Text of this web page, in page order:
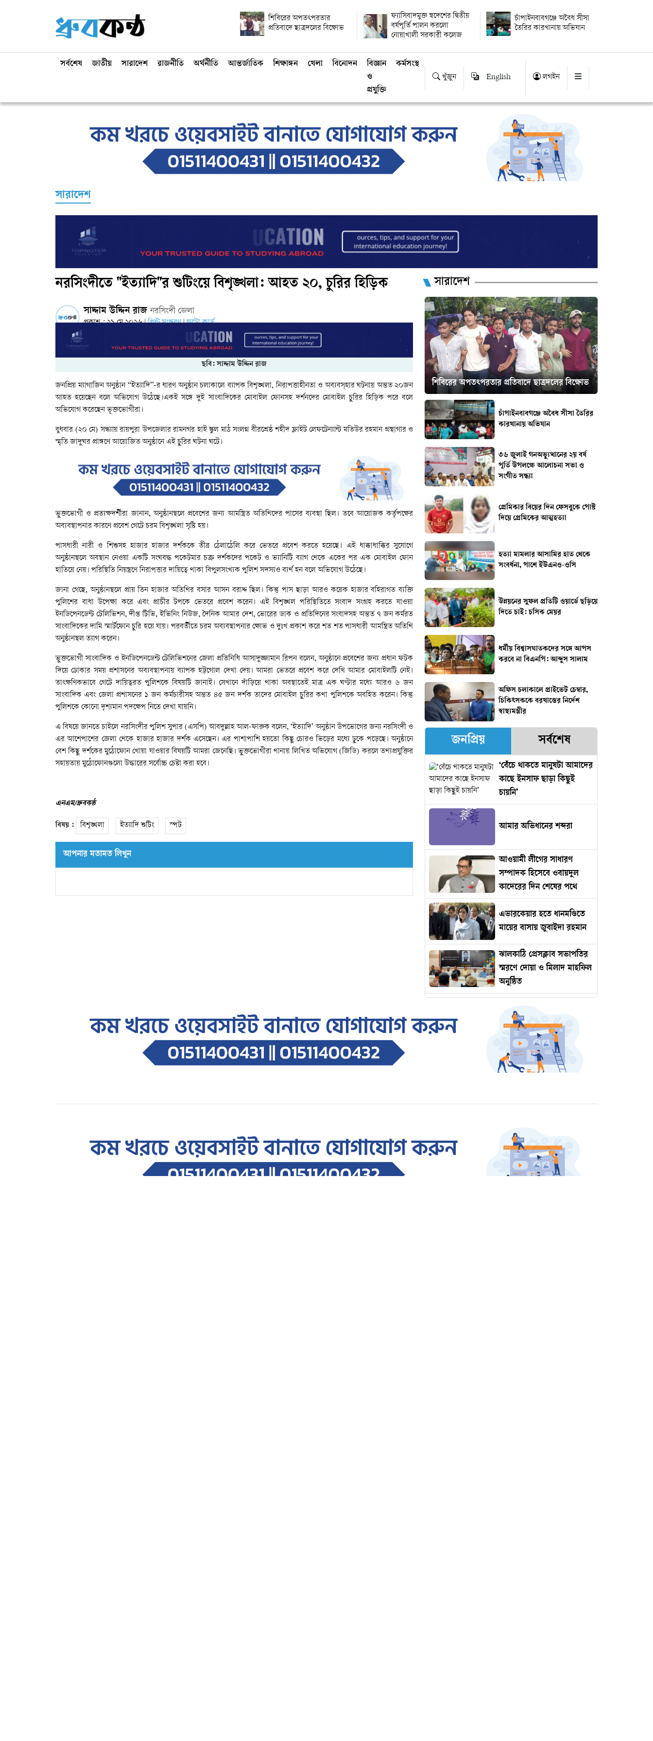
শিবিরের অপতৎপরতার
প্রতিবাদে ছাত্রদলের বিক্ষোভ
ফ্যাসিবাদমুক্ত স্বদেশের দ্বিতীয়
বর্ষপূর্তি পালন করলো
নোয়াখালী সরকারী কলেজ
চাঁপাইনবাবগঞ্জে অবৈধ সীসা
তৈরির কারখানায় অভিযান
সর্বশেষ জাতীয় সারাদেশ রাজনীতি অর্থনীতি আন্তর্জাতিক শিক্ষাঙ্গন খেলা বিনোদন
বিজ্ঞান
ও
প্রযুক্তি
কর্মসংস্থান
খুঁজুন English লগইন
সারাদেশ
নরসিংদীতে "ইত্যাদি"র শুটিংয়ে বিশৃঙ্খলা: আহত ২০, চুরির হিড়িক
সাদ্দাম উদ্দিন রাজনরসিংদী জেলা
প্রকাশ : ২১ মে ২০২৬ | প্রিন্ট সংস্করণ| ফটো কার্ড
ছবি: সাদ্দাম উদ্দিন রাজ
জনপ্রিয় ম্যাগাজিন অনুষ্ঠান“ইত্যাদি”-র ধারণ অনুষ্ঠান চলাকালে ব্যাপক বিশৃঙ্খলা,নিরাপত্তাহীনতা ও অব্যবস্হার ঘটনায় অন্তত ২০জন
আহত হয়েছেন বলে অভিযোগ উঠেছে।একই সঙ্গে দুই সাংবাদিকের মোবাইল ফোনসহ দর্শনদের মোবাইল চুরির হিড়িক পরে বলে
অভিযোগ করেছেন ভূক্তভোগীরা।
বুধবার (২০ মে)সন্ধ্যায় রায়পুরা উপজেলার রামনগর হাই স্কুল মাঠ সংলগ্ন বীরশ্রেষ্ঠ শহীদ ফ্লাইট লেফটেন্যান্ট মতিউর রহমান গ্রন্থাগার ও
স্মৃতি জাদুঘর প্রাঙ্গণে আয়োজিত অনুষ্ঠানে এই চুরির ঘটনা ঘটে।
ভুক্তভোগী ও প্রত্যক্ষদর্শীরা জানান,অনুষ্ঠানস্থলে প্রবেশের জন্য আমন্ত্রিত অতিথিদের পাসের ব্যবস্থা ছিল। তবে আয়োজক কর্তৃপক্ষের
অব্যবস্থাপনার কারণে প্রবেশ গেটে চরম বিশৃঙ্খলা সৃষ্টি হয়।
পাসধারী নারী ও শিশুসহ হাজার হাজার দর্শককে তীব্র ঠেলাঠেলি করে ভেতরে প্রবেশ করতে হয়েছে। এই ধাক্কাধাক্কির সুযোগে
অনুষ্ঠানস্থলে অবস্থান নেওয়া একটি সংঘবদ্ধ পকেটমার চক্র দর্শকদের পকেট ও ভ্যানিটি ব্যাগ থেকে একের পর এক মোবাইল ফোন
হাতিয়ে নেয়। পরিস্থিতি নিয়ন্ত্রণে নিরাপত্তার দায়িত্বে থাকা বিপুলসংখ্যক পুলিশ সদস্যও ব্যর্থ হন বলে অভিযোগ উঠেছে।
জানা গেছে,অনুষ্ঠানস্থলে প্রায় তিন হাজার অতিথির বসার আসন বরাদ্দ ছিল। কিন্তু পাস ছাড়া আরও কয়েক হাজার বহিরাগত ব্যক্তি
পুলিশের বাধা উপেক্ষা করে এবং প্রাচীর টপকে ভেতরে প্রবেশ করেন। এই বিশৃঙ্খল পরিস্থিতিতে সংবাদ সংগ্রহ করতে যাওয়া
ইনডিপেনডেন্ট টেলিভিশন,দীপ্ত টিভি,ইভিনিং নিউজ, দৈনিক আমার দেশ, ভোরের ডাক ও প্রতিদিনের সংবাদসহ অন্তত ৭ জন কর্মরত
সাংবাদিকের দামি স্মার্টফোন চুরি হয়ে যায়। পরবর্তীতে চরম অব্যবস্থাপনার ক্ষোভ ও দুঃখ প্রকাশ করে শত শত পাসধারী আমন্ত্রিত অতিথি
অনুষ্ঠানস্থল ত্যাগ করেন।
ভুক্তভোগী সাংবাদিক ও ইনডিপেনডেন্ট টেলিভিশনের জেলা প্রতিনিধি আসাদুজ্জামান রিপন বলেন,অনুষ্ঠানে প্রবেশের জন্য প্রধান ফটক
দিয়ে ঢোকার সময় প্রশাসনের অব্যবস্থাপনায় ব্যাপক হট্টগোল দেখা দেয়। আমরা ভেতরে প্রবেশ করে দেখি আমার মোবাইলটি নেই।
তাৎক্ষণিকভাবে গেটে দায়িত্বরত পুলিশকে বিষয়টি জানাই। সেখানে দাঁড়িয়ে থাকা অবস্থাতেই মাত্র এক ঘণ্টার মধ্যে আরও ৬ জন
সাংবাদিক এবং জেলা প্রশাসনের ১ জন কর্মচারীসহ অন্তত ৪৫ জন দর্শক তাদের মোবাইল চুরির কথা পুলিশকে অবহিত করেন। কিন্তু
পুলিশকে কোনো দৃশ্যমান পদক্ষেপ নিতে দেখা যায়নি।
এ বিষয়ে জানতে চাইলে নরসিংদীর পুলিশ সুপার(এসপি)আবদুল্লাহ আল-ফারুক বলেন, ‘ইত্যাদি’অনুষ্ঠান উপভোগের জন্য নরসিংদী ও
এর আশেপাশের জেলা থেকে হাজার হাজার দর্শক এসেছেন। এর পাশাপাশি হয়তো কিছু চোরও ভিড়ের মধ্যে ঢুকে পড়েছে। অনুষ্ঠানে
বেশ কিছু দর্শকের মুঠোফোন খোয়া যাওয়ার বিষয়টি আমরা জেনেছি। ভুক্তভোগীরা থানায় লিখিত অভিযোগ(জিডি)করলে তথ্যপ্রযুক্তির
সহায়তায় মুঠোফোনগুলো উদ্ধারের সর্বোচ্চ চেষ্টা করা হবে।
এনএম/ধ্রুবকন্ঠ
বিষয় : বিশৃঙ্খলা ইত্যাদি শুটিং স্পট
আপনার মতামত লিখুন
সারাদেশ
শিবিরের অপতৎপরতার প্রতিবাদে ছাত্রদলের বিক্ষোভ
চাঁপাইনবাবগঞ্জে অবৈধ সীসা তৈরির
কারখানায় অভিযান
৩৬ জুলাই গনঅভ্যুত্থানের ২য় বর্ষ
পূর্তি উপলক্ষে আলোচনা সভা ও
সংগীত সন্ধ্যা
প্রেমিকার বিয়ের দিন ফেসবুকে পোস্ট
দিয়ে প্রেমিকের আত্মহত্যা
হত্যা মামলার আসামির হাত থেকে
সংবর্ধনা, পাশে ইউএনও-ওসি
উন্নয়নের সুফল প্রতিটি ওয়ার্ডে ছড়িয়ে
দিতে চাই: চসিক মেয়র
ধর্মীয় বিশ্বাসঘাতকদের সঙ্গে আপস
করবে না বিএনপি: আব্দুস সালাম
অফিস চলাকালে প্রাইভেট চেম্বার,
চিকিৎসককে বরখাস্তের নির্দেশ
স্বাস্থ্যমন্ত্রীর
জনপ্রিয় সর্বশেষ
‘বেঁচে থাকতে মানুষটা আমাদের
কাছে ইনসাফ ছাড়া কিছুই
চায়নি’
আমার অভিধানের শব্দরা
আওয়ামী লীগের সাধারণ
সম্পাদক হিসেবে ওবায়দুল
কাদেরের দিন শেষের পথে
এভারকেয়ার হতে ধানমণ্ডিতে
মায়ের বাসায় জুবাইদা রহমান
ঝালকাঠি প্রেসক্লাব সভাপতির
স্মরণে দোয়া ও মিলাদ মাহফিল
অনুষ্ঠিত
রোমানিয়ায় পাঠানোর নামে
কোটি টাকার প্রতারণা
ইমামকে মারধরের অভিযোগে
ঝালকাঠিতে বিএনপি নেতার
ওসমান হাদি হত্যার বিচার
দাবিতে উত্তাল শাহবাগ